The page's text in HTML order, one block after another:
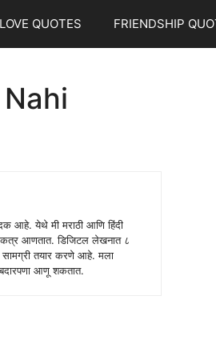
LOVE QUOTES FRIENDSHIP
आहे. येथे मी मराठी आणि हिंदी
आणतात. डिजिटल लेखनात ८
सामग्री तयार करणे आहे. मला
आणू शकतात.